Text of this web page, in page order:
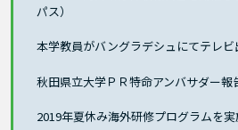
パス）
本学教員がバングラデシュにてテレビ
秋田県立大学ＰＲ特命アンバサダー報
2019年夏休み海外研修プログラムを